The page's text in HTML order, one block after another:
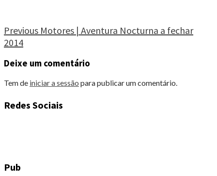
Continue
Reading
Previous Motores | Aventura Nocturna a fechar
2014
Deixe um comentário
Tem de iniciar a sessão para publicar um comentário.
Redes Sociais
Pub